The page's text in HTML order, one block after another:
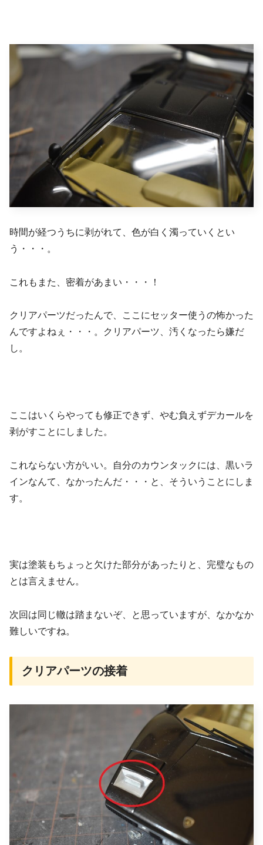
時間が経つうちに剥がれて、色が白く濁っていくとい
う・・・。
これもまた、密着があまい・・・！
クリアパーツだったんで、ここにセッター使うの怖かった
んですよねぇ・・・。クリアパーツ、汚くなったら嫌だ
し。
ここはいくらやっても修正できず、やむ負えずデカールを
剥がすことにしました。
これならない方がいい。自分のカウンタックには、黒いラ
インなんて、なかったんだ・・・と、そういうことにしま
す。
実は塗装もちょっと欠けた部分があったりと、完璧なもの
とは言えません。
次回は同じ轍は踏まないぞ、と思っていますが、なかなか
難しいですね。
クリアパーツの接着